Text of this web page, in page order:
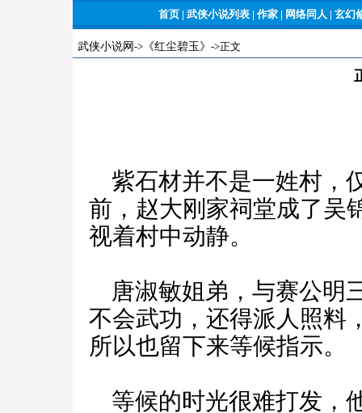
首页 | 武侠小说列表 | 作家 | 网络同人 | 玄幻
武侠小说网 -> 《红尘碧玉》 ->正文
紫石材并不是一姓村，
前，赵大刚家祠堂成了吴
视着村中动静。
唐淑敏姐弟，与赛公明
不会武功，还得派人照料
所以也留下来等候指示。
等候的时光很难打发，